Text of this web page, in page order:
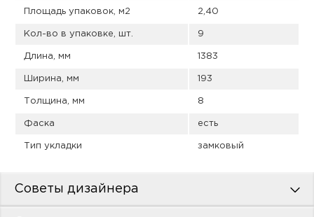
Площадь упаковок, м2 2,40
Кол-во в упаковке, шт. 9
Длина, мм 1383
Ширина, мм 193
Толщина, мм 8
Фаска есть
Тип укладки замковый
Советы дизайнера